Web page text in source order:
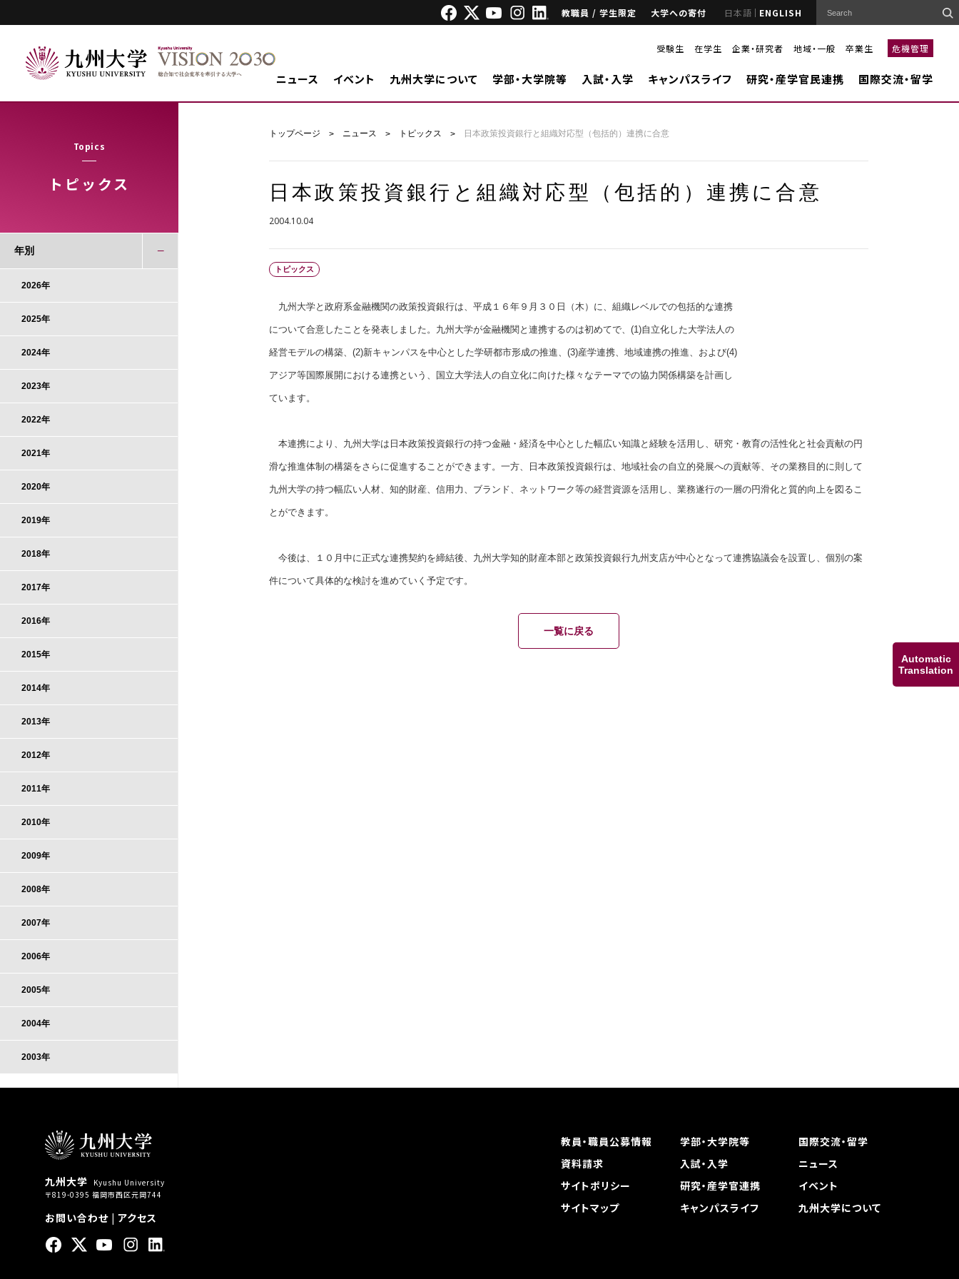
Automatic
Translation
教職員 / 学生限定 大学への寄付 日本語 ENGLISH
受験生 在学生 企業・研究者 地域・一般 卒業生 危機管理
ニュース イベント 九州大学について 学部・大学院等 入試・入学 キャンパスライフ 研究・産学官民連携 国際交流・留学
Topics
トピックス
トップページ ニュース トピックス 日本政策投資銀行と組織対応型（包括的）連携に合意
日本政策投資銀行と組織対応型（包括的）連携に合意
2004.10.04
トピックス
九州大学と政府系金融機関の政策投資銀行は、平成１６年９月３０日（木）に、組織レベルでの包括的な連携
について合意したことを発表しました。九州大学が金融機関と連携するのは初めてで、(1)自立化した大学法人の
経営モデルの構築、(2)新キャンパスを中心とした学研都市形成の推進、(3)産学連携、地域連携の推進、および(4)
アジア等国際展開における連携という、国立大学法人の自立化に向けた様々なテーマでの協力関係構築を計画し
ています。
本連携により、九州大学は日本政策投資銀行の持つ金融・経済を中心とした幅広い知識と経験を活用し、研究・教育の活性化と社会貢献の円
滑な推進体制の構築をさらに促進することができます。一方、日本政策投資銀行は、地域社会の自立的発展への貢献等、その業務目的に則して
九州大学の持つ幅広い人材、知的財産、信用力、ブランド、ネットワーク等の経営資源を活用し、業務遂行の一層の円滑化と質的向上を図るこ
とができます。
今後は、１０月中に正式な連携契約を締結後、九州大学知的財産本部と政策投資銀行九州支店が中心となって連携協議会を設置し、個別の案
件について具体的な検討を進めていく予定です。
一覧に戻る
年別
2026年
2025年
2024年
2023年
2022年
2021年
2020年
2019年
2018年
2017年
2016年
2015年
2014年
2013年
2012年
2011年
2010年
2009年
2008年
2007年
2006年
2005年
2004年
2003年
九州大学
Kyushu University
〒819-0395 福岡市西区元岡744
お問い合わせ |アクセス
教員・職員公募情報 学部・大学院等
国際交流・留学
資料請求
入試・入学
ニュース
サイトポリシー
研究・産学官連携
イベント
サイトマップ
キャンパスライフ 九州大学について